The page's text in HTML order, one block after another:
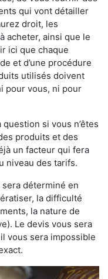
qui vont détailler
droit, les
acheter, ainsi que le
ici que chaque
et d’une procédure
utilisés doivent
pour vous, ni pour
si vous n’êtes
produits et des
un facteur qui fera
niveau des tarifs.
sera déterminé en
la difficulté
la nature de
Le devis vous sera
vous sera impossible